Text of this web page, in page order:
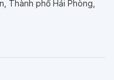
Thành phố Hải Phòng,